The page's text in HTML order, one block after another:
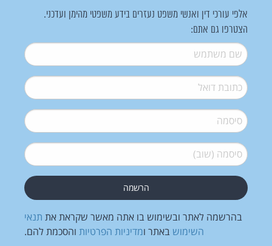
אלפי עורכי דין ואנשי משפט נעזרים בידע משפטי מהימן ועדכני.
הצטרפו גם אתם:
שם משתמש*
דואל*
סיסמה*
סיסמה (שוב)*
בהרשמה לאתר ובשימוש בו אתה מאשר שקראת את תנאי
השימוש באתר ומדיניות הפרטיות והסכמת להם.